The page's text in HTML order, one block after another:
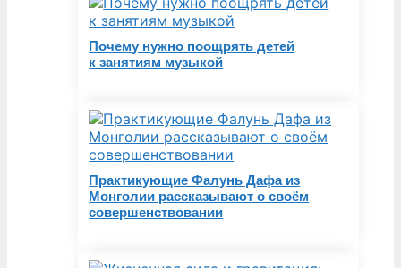
Почему нужно поощрять детей
к занятиям музыкой
Практикующие Фалунь Дафа из
Монголии рассказывают о своём
совершенствовании